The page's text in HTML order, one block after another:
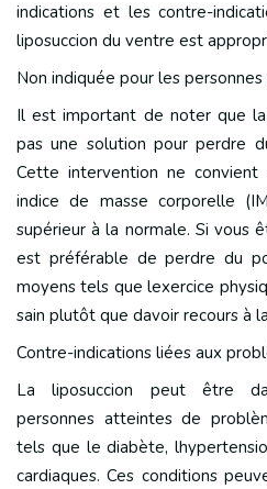
indications et les contre-
liposuccion du ventre est
Non indiquée pour les
Il est important de noter que
pas une solution pour perdre
Cette intervention ne convient
indice de masse corporelle
supérieur à la normale. Si vous
est préférable de perdre du
moyens tels que lexercice
sain plutôt que davoir recours à
Contre-indications liées aux
La liposuccion peut être
personnes atteintes de
tels que le diabète,
cardiaques. Ces conditions